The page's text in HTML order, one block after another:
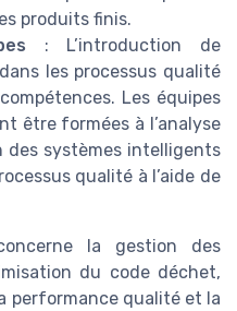
produits finis.
: L’introduction de
les processus qualité
Les équipes
être formées à l’analyse
des systèmes intelligents
qualité à l’aide de
la gestion des
du code déchet,
performance qualité et la